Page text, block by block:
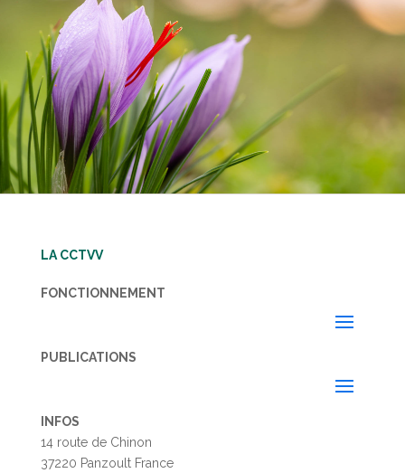
LA CCTVV
FONCTIONNEMENT
PUBLICATIONS
INFOS
14 route de Chinon
37220 Panzoult France